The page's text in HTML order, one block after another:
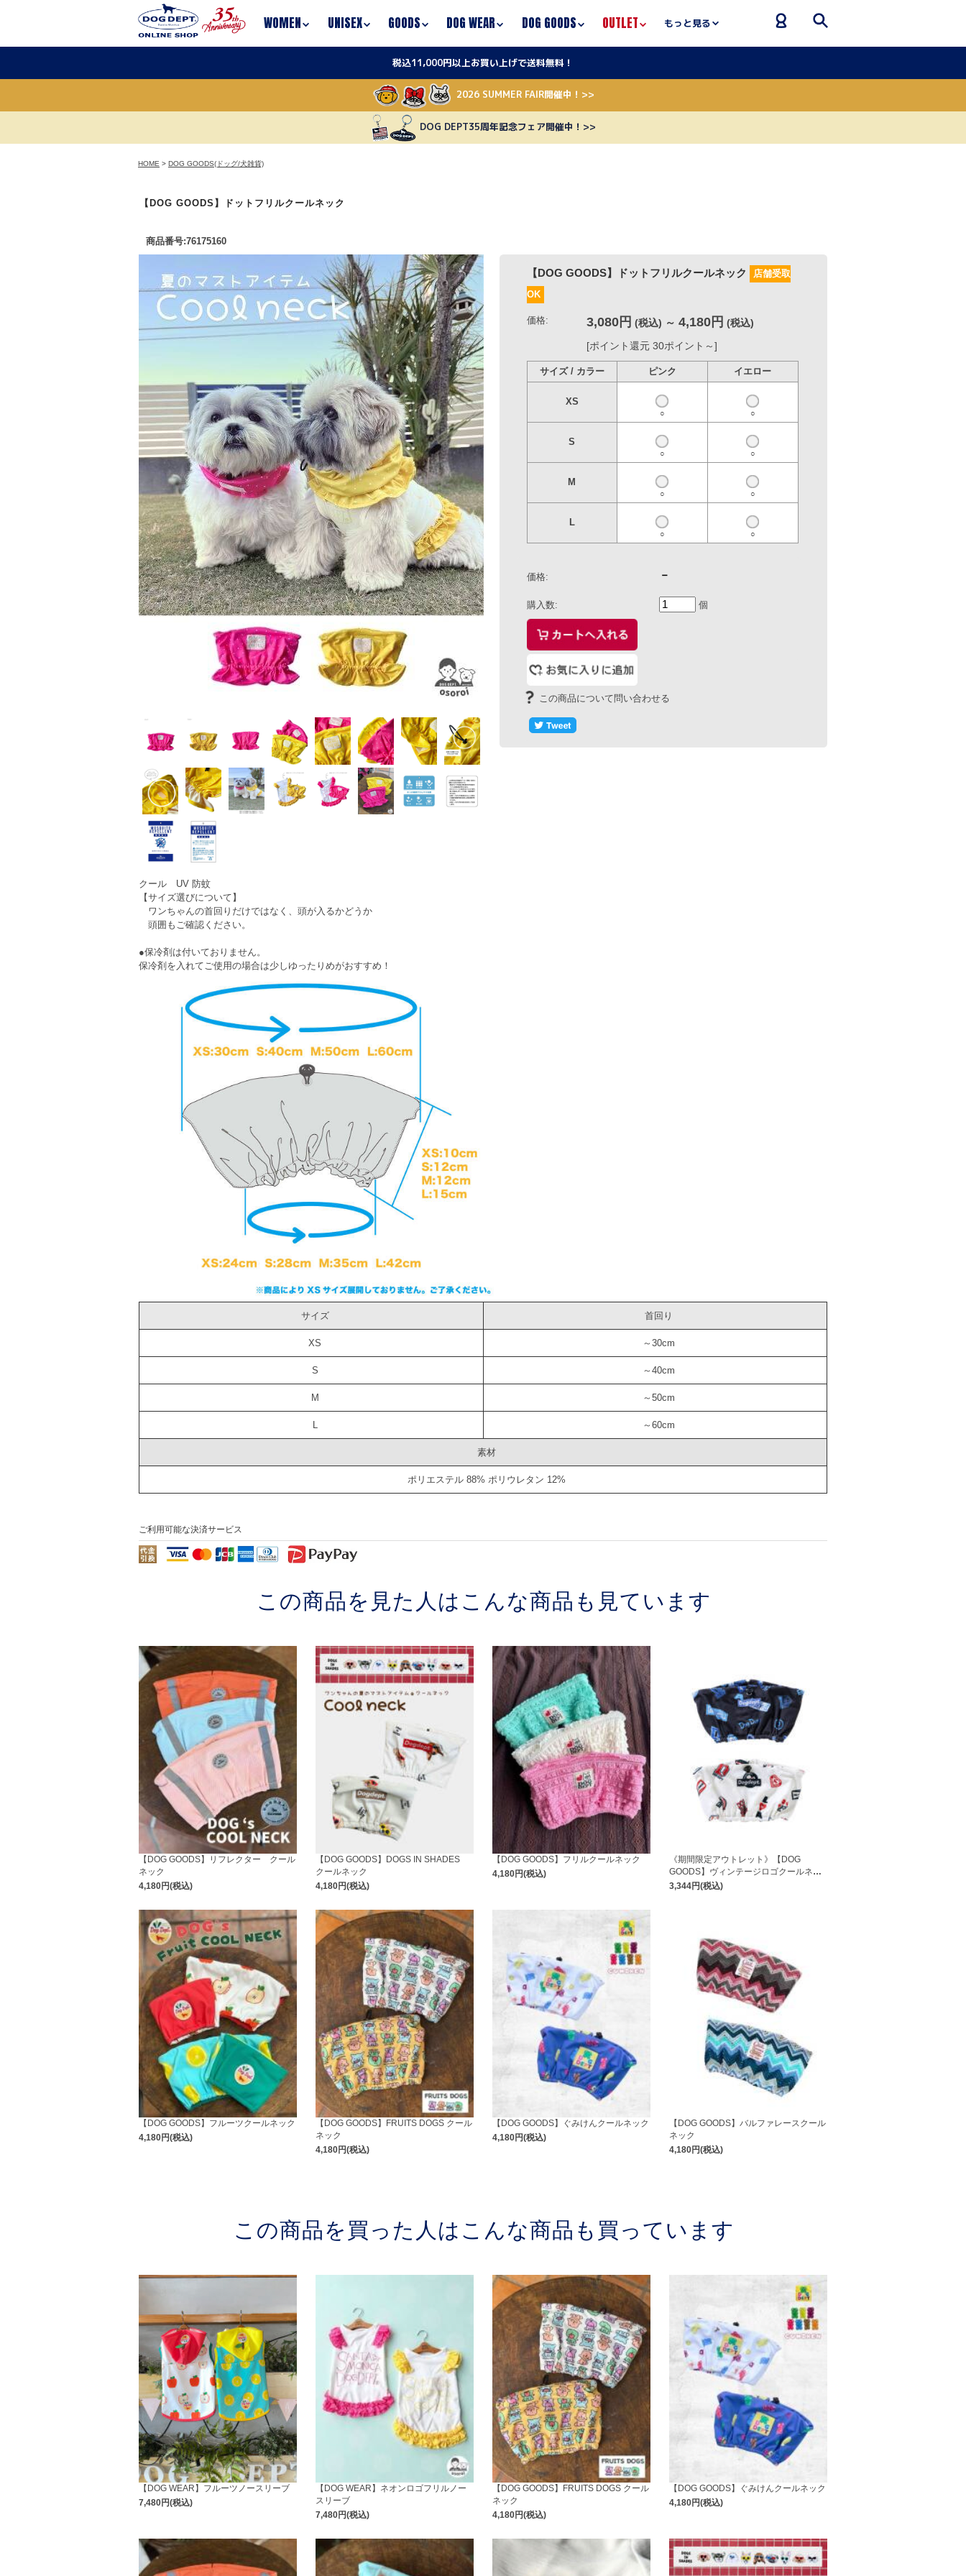
WOMEN UNISEX GOODS DOG WEAR DOG GOODS OUTLET もっと見る
税込11,000円以上お買い上げで送料無料！
2026 SUMMER FAIR開催中！>>
DOG DEPT35周年記念フェア開催中！>>
HOME > DOG GOODS(ドッグ/犬雑貨)
【DOG GOODS】ドットフリルクールネック
商品番号:76175160
OK
3,080円
[ポイント還元 30ポイント～]
価格:
この商品について問い合わせる
クール UV 防蚊
【サイズ選びについて】
ワンちゃんの首回りだけではなく、頭が入るかどうか
頭囲もご確認ください。
●保冷剤は付いておりません。
保冷剤を入れてご使用の場合は少しゆったりめがおすすめ！
サイズ 首回り
XS ～30cm
S ～40cm
M ～50cm
L ～60cm
素材
ポリエステル 88% ポリウレタン 12%
ご利用可能な決済サービス
この商品を見た人はこんな商品も見ています
【DOG GOODS】リフレクター クール
ネック
4,180円(税込)
【DOG GOODS】DOGS IN SHADES
クールネック
4,180円(税込)
【DOG GOODS】フリルクールネック
4,180円(税込)
《期間限定アウトレット》【DOG
GOODS】ヴィンテージロゴクールネッ
ク
3,344円(税込)
【DOG GOODS】フルーツクールネック
4,180円(税込)
【DOG GOODS】FRUITS DOGS クール
ネック
4,180円(税込)
【DOG GOODS】ぐみけんクールネック
4,180円(税込)
【DOG GOODS】バルファレースクール
ネック
4,180円(税込)
この商品を買った人はこんな商品も買っています
【DOG WEAR】フルーツノースリーブ
7,480円(税込)
【DOG WEAR】ネオンロゴフリルノー
スリーブ
7,480円(税込)
【DOG GOODS】FRUITS DOGS クール
ネック
4,180円(税込)
【DOG GOODS】ぐみけんクールネック
4,180円(税込)